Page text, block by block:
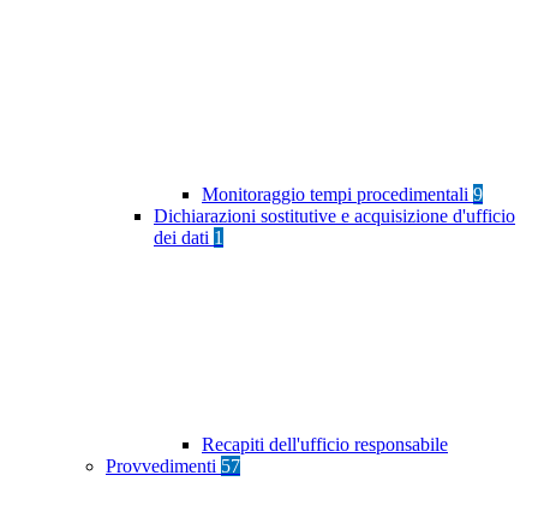
Monitoraggio tempi procedimentali 9
Dichiarazioni sostitutive e acquisizione d'ufficio
dei dati 1
Recapiti dell'ufficio responsabile
Provvedimenti 57